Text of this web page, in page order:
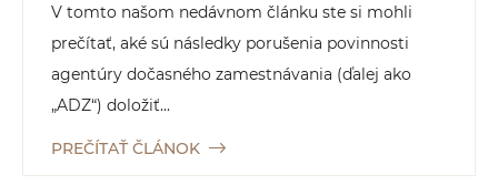
V tomto našom nedávnom článku ste si mohli
prečítať, aké sú následky porušenia povinnosti
agentúry dočasného zamestnávania (ďalej ako
„ADZ“) doložiť...
PREČÍTAŤ ČLÁNOK